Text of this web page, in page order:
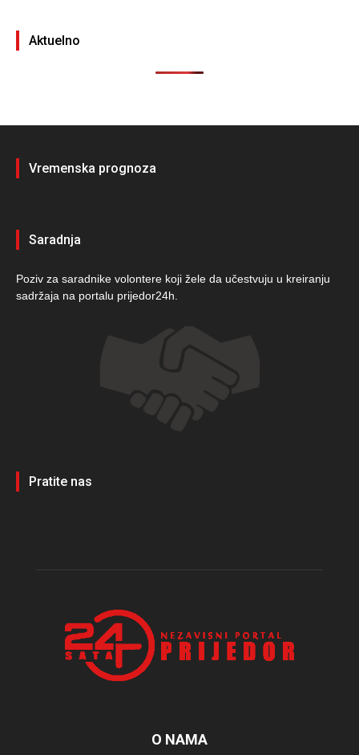
Aktuelno
Vremenska prognoza
Saradnja
Poziv za saradnike volontere koji žele da učestvuju u kreiranju
sadržaja na portalu prijedor24h.
Pratite nas
O NAMA